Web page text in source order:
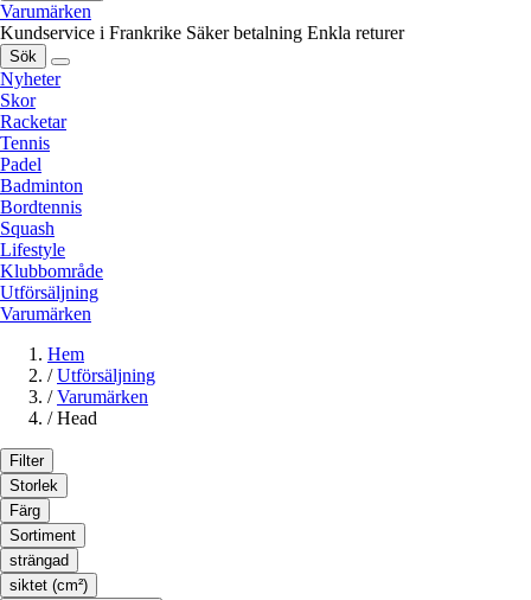
Varumärken
Kundservice i Frankrike Säker betalning Enkla returer
Sök
Nyheter
Skor
Racketar
Tennis
Padel
Badminton
Bordtennis
Squash
Lifestyle
Klubbområde
Utförsäljning
Varumärken
Hem
/ Utförsäljning
/ Varumärken
/ Head
Filter
Storlek
Färg
Sortiment
strängad
siktet (cm²)